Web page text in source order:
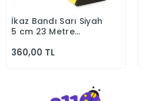
Sepete Ekle
İkaz Bandı Sarı Siyah
5 cm 23 Metre
360,00 TL